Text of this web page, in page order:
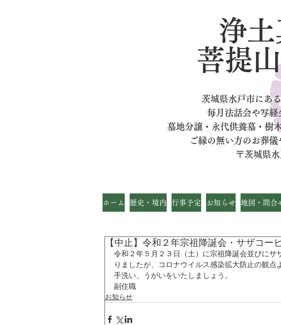
浄
菩提
茨城県水戸市にあ
毎月法話会や写経
墓地分譲・永代供養墓・樹
ご縁の無い方のお葬
〒茨城県
ホーム 歴史・境内 行事予定 お知らせ 地図・問合
【中止】令和２年宗祖降誕会・サザコー
令和２年５月２３日（土）に宗祖降誕会並びに
りましたが、コロナウイルス感染拡大防止の観点
手洗い、うがいをいたしましょう。
副住職
お知らせ